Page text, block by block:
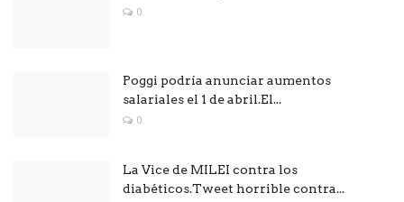
0
Poggi podría anunciar aumentos
salariales el 1 de abril.El...
0
La Vice de MILEI contra los
diabéticos.Tweet horrible contra...